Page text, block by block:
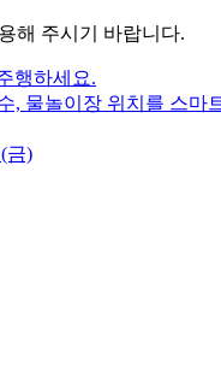
해 주시기 바랍니다.